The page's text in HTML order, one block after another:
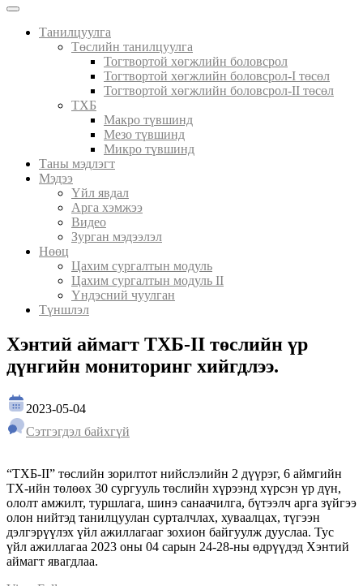
Танилцуулга
Төслийн танилцуулга
Тогтвортой хөгжлийн боловсрол
Тогтвортой хөгжлийн боловсрол-I төсөл
Тогтвортой хөгжлийн боловсрол-II төсөл
ТХБ
Макро түвшинд
Мезо түвшинд
Микро түвшинд
Таны мэдлэгт
Мэдээ
Үйл явдал
Арга хэмжээ
Видео
Зурган мэдээлэл
Нөөц
Цахим сургалтын модуль
Цахим сургалтын модуль II
Үндэсний чуулган
Түншлэл
Хэнтий аймагт ТХБ-II төслийн үр
дүнгийн мониторинг хийгдлээ.
2023-05-04
Сэтгэгдэл байхгүй
“ТХБ-II” төслийн зорилтот нийслэлийн 2 дүүрэг, 6 аймгийн
ТХ-ийн төлөөх 30 сургууль төслийн хүрээнд хүрсэн үр дүн,
ололт амжилт, туршлага, шинэ санаачилга, бүтээлч арга зүйгээ
олон нийтэд танилцуулан сурталчлах, хуваалцах, түгээн
дэлгэрүүлэх үйл ажиллагааг зохион байгуулж дууслаа. Тус
үйл ажиллагаа 2023 оны 04 сарын 24-28-ны өдрүүдэд Хэнтий
аймагт явагдлаа.